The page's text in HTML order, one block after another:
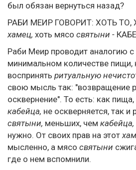
был обязан вернуться назад?
РАБИ МЕИР ГОВОРИТ: ХОТЬ ТО,
хамец, хоть мясо святыни -
Раби Меир проводит аналогию
минимальном количестве пищи,
воспринять ритуальную
свою мысль так: "возвращение
осквернение". То есть: как
кабейца, не оскверняется, так и
святыни, меньших, чем кабейца,
нужно. От своих прав на этот
мысленно, а мясо святыни
где о нем вспомнили.